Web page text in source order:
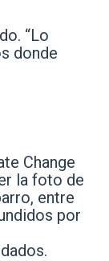
“Lo
donde
Change
la foto de
entre
por